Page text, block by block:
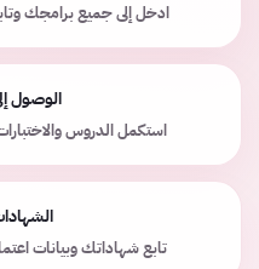
ادخل إلى جميع برامجك
الوصول
استكمل الدروس
تابع شهاداتك وبيانات